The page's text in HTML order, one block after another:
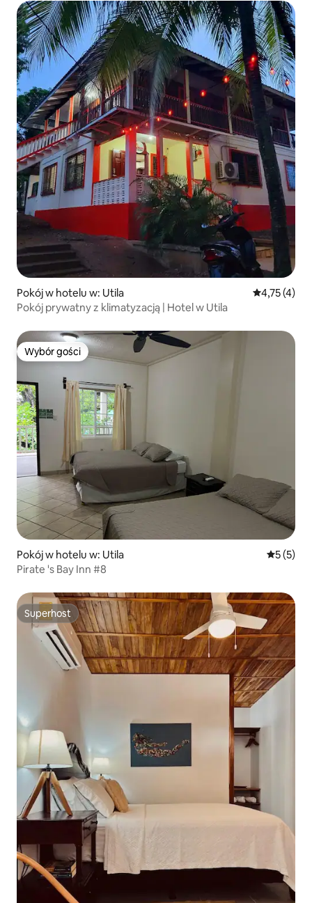
Pokój w hotelu w: Utila Średnia
4,75 (4)
Pokój prywatny z klimatyzacją | Hotel w Utila
Wybór gości
Wybór gości
Pokój w hotelu w: Utila Średnia
5 (5)
Pirate 's Bay Inn #8
Superhost
Superhost